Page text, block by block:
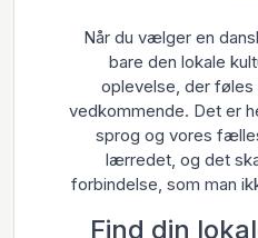
Når du vælger en
bare den lokale
oplevelse, der
vedkommende. Det er
sprog og vores
lærredet, og det
forbindelse, som man
Find din